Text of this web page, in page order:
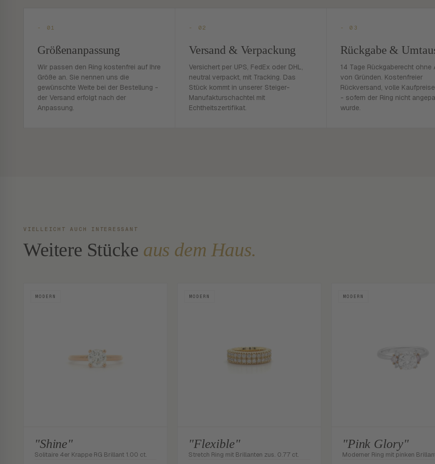
- 01
Größenanpassung
Wir passen den Ring kostenfrei auf Ihre
Größe an. Sie nennen uns die
gewünschte Weite bei der Bestellung -
der Versand erfolgt nach der
Anpassung.
- 02
Versand & Verpackung
Versichert per UPS, FedEx oder DHL,
neutral verpackt, mit Tracking. Das
Stück kommt in unserer Steiger-
Manufakturschachtel mit
Echtheitszertifikat.
- 03
Rückgabe &
14 Tage Rückgaberecht ohne
von Gründen. Kostenfreier
Rückversand, volle
- sofern der Ring nicht
wurde.
VIELLEICHT AUCH INTERESSANT
Weitere Stücke aus dem Haus.
MODERN
"Shine"
Solitaire 4er Krappe RG Brillant 1.00 ct.
MODERN
"Flexible"
Stretch Ring mit Brillanten zus. 0.77 ct.
MODERN
"Pink Glory"
Moderner Ring mit pinken